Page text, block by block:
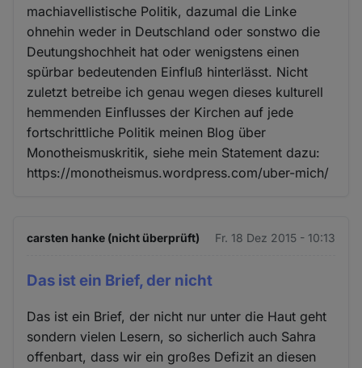
machiavellistische Politik, dazumal die Linke
ohnehin weder in Deutschland oder sonstwo die
Deutungshochheit hat oder wenigstens einen
spürbar bedeutenden Einfluß hinterlässt. Nicht
zuletzt betreibe ich genau wegen dieses kulturell
hemmenden Einflusses der Kirchen auf jede
fortschrittliche Politik meinen Blog über
Monotheismuskritik, siehe mein Statement dazu:
https://monotheismus.wordpress.com/uber-mich/
carsten hanke (nicht überprüft) Fr. 18 Dez 2015 - 10:13
Das ist ein Brief, der nicht
Das ist ein Brief, der nicht nur unter die Haut geht
sondern vielen Lesern, so sicherlich auch Sahra
offenbart, dass wir ein großes Defizit an diesen